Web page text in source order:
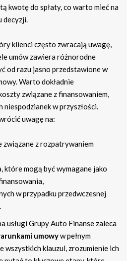
kwotę do spłaty, co warto mieć na
decyzji.
klienci często zwracają uwagę,
umów zawiera różnorodne
od razu jasno przedstawione w
Warto dokładnie
związane z finansowaniem,
niespodzianek w przyszłości.
uwagę na:
związane z rozpatrywaniem
które mogą być wymagane jako
w przypadku przedwczesnej
usługi Grupy Auto Finanse zaleca
umowyw pełnym
wszystkich klauzul, zrozumienie ich